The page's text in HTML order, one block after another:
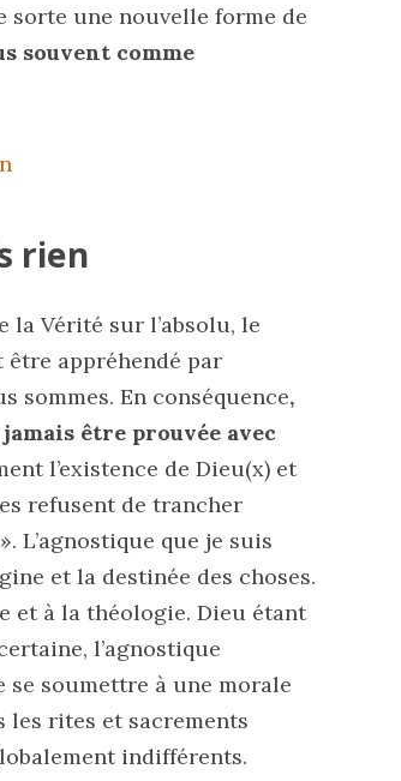
sorte une nouvelle forme de
souvent comme
rien
Vérité sur l’absolu, le
appréhendé par
sommes. En conséquence,
être prouvée avec
l’existence de Dieu(x) et
refusent de trancher
L’agnostique que je suis
et la destinée des choses.
et à la théologie. Dieu étant
l’agnostique
soumettre à une morale
les rites et sacrements
indifférents.